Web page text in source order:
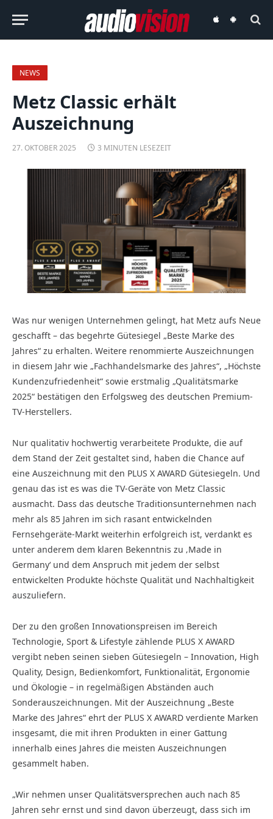
audiovisionaudiovision
NEWS
Metz Classic erhält
Auszeichnung
27. OKTOBER 2025 3 MINUTEN LESEZEIT
Was nur wenigen Unternehmen gelingt, hat Metz aufs Neue
geschafft – das begehrte Gütesiegel „Beste Marke des
Jahres“ zu erhalten. Weitere renommierte Auszeichnungen
in diesem Jahr wie „Fachhandelsmarke des Jahres“, „Höchste
Kundenzufriedenheit“ sowie erstmalig „Qualitätsmarke
2025“ bestätigen den Erfolgsweg des deutschen Premium-
TV-Herstellers.
Nur qualitativ hochwertig verarbeitete Produkte, die auf
dem Stand der Zeit gestaltet sind, haben die Chance auf
eine Auszeichnung mit den PLUS X AWARD Gütesiegeln. Und
genau das ist es was die TV-Geräte von Metz Classic
ausmacht. Dass das deutsche Traditionsunternehmen nach
mehr als 85 Jahren im sich rasant entwickelnden
Fernsehgeräte-Markt weiterhin erfolgreich ist, verdankt es
unter anderem dem klaren Bekenntnis zu ‚Made in
Germany‘ und dem Anspruch mit jedem der selbst
entwickelten Produkte höchste Qualität und Nachhaltigkeit
auszuliefern.
Der zu den großen Innovationspreisen im Bereich
Technologie, Sport & Lifestyle zählende PLUS X AWARD
vergibt neben seinen sieben Gütesiegeln – Innovation, High
Quality, Design, Bedienkomfort, Funktionalität, Ergonomie
und Ökologie – in regelmäßigen Abständen auch
Sonderauszeichnungen. Mit der Auszeichnung „Beste
Marke des Jahres“ ehrt der PLUS X AWARD verdiente Marken
insgesamt, die mit ihren Produkten in einer Gattung
innerhalb eines Jahres die meisten Auszeichnungen
gesammelt haben.
„Wir nehmen unser Qualitätsversprechen auch nach 85
Jahren sehr ernst und sind davon überzeugt, dass sich im